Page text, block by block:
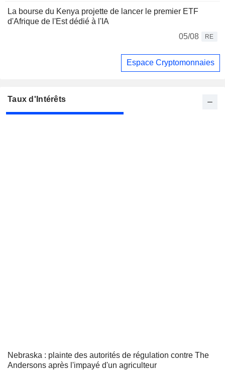
La bourse du Kenya projette de lancer le premier ETF
d'Afrique de l'Est dédié à l'IA
05/08
RE
Espace Cryptomonnaies
Taux d'Intérêts
Nebraska : plainte des autorités de régulation contre The
Andersons après l'impayé d'un agriculteur